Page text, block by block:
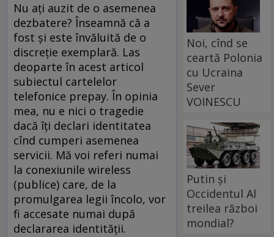
Nu aţi auzit de o asemenea
dezbatere? Înseamnă că a
fost şi este învăluită de o
discreţie exemplară. Las
deoparte în acest articol
subiectul cartelelor
telefonice prepay. În opinia
mea, nu e nici o tragedie
dacă îţi declari identitatea
cînd cumperi asemenea
servicii. Mă voi referi numai
la conexiunile wireless
(publice) care, de la
promulgarea legii încolo, vor
fi accesate numai după
declararea identităţii.
Noi, cînd se
ceartă Polonia
cu Ucraina
Sever
VOINESCU
Putin și
Occidentul Al
treilea război
mondial?